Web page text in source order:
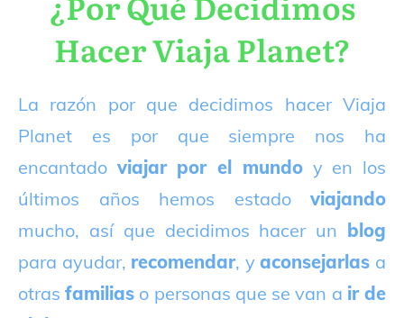
Hacer Viaja Planet?
La razón por que decidimos hacer Viaja
Planet es por que siempre nos ha
encantado viajar por el mundoy en los
últimos años hemos estado viajando
mucho, así que decidimos hacer un blog
para ayudar, recomendar, yaconsejarlas a
otrasfamilias o personas que se van a ir de